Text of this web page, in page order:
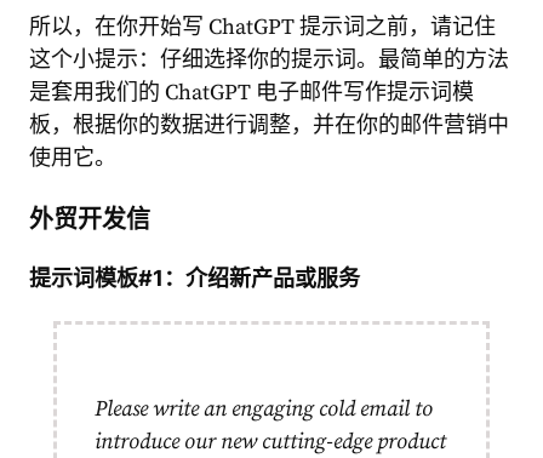
所以，在你开始写 ChatGPT 提示词之前，请记住
这个小提示：仔细选择你的提示词。最简单的方法
是套用我们的 ChatGPT 电子邮件写作提示词模
板，根据你的数据进行调整，并在你的邮件营销中
使用它。
外贸开发信
提示词模板#1：介绍新产品或服务
Please write an engaging cold email to
introduce our new cutting-edge product